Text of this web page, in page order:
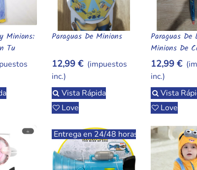
Minions:
Tu
Añadir Al Carrito
Paraguas De Minions
12,99 € (impuestos
inc.)
Vista Rápida
Love
Añadir Al
Paraguas De
Minions De
Claroi
12,99 €
inc.)
Vista
Love
Entrega en 24/48 horas